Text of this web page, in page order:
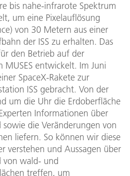
bis nahe-infrarote Spektrum
um eine Pixelauﬂösung
von 30 Metern aus einer
der ISS zu erhalten. Das
den Betrieb auf der
entwickelt. Im Juni
SpaceX-Rakete zur
ISS gebracht. Von der
um die Uhr die Erdoberﬂäche
Informationen über
die Veränderungen von
liefern. So können wir diese
verstehen und Aussagen über
von wald- und
treffen, um